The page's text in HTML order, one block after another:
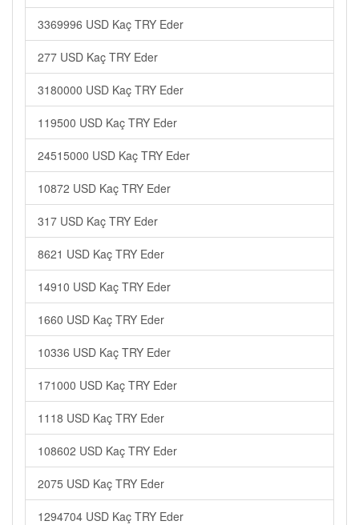
3369996 USD Kaç TRY Eder
277 USD Kaç TRY Eder
3180000 USD Kaç TRY Eder
119500 USD Kaç TRY Eder
24515000 USD Kaç TRY Eder
10872 USD Kaç TRY Eder
317 USD Kaç TRY Eder
8621 USD Kaç TRY Eder
14910 USD Kaç TRY Eder
1660 USD Kaç TRY Eder
10336 USD Kaç TRY Eder
171000 USD Kaç TRY Eder
1118 USD Kaç TRY Eder
108602 USD Kaç TRY Eder
2075 USD Kaç TRY Eder
1294704 USD Kaç TRY Eder